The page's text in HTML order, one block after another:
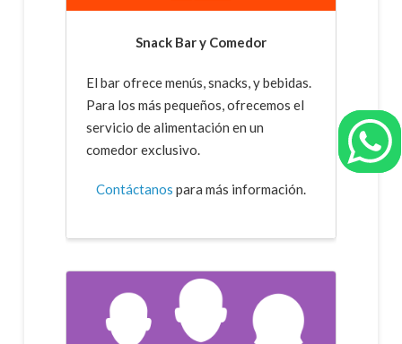
Snack Bar y Comedor
El bar ofrece menús, snacks, y bebidas.
Para los más pequeños, ofrecemos el
servicio de alimentación en un
comedor exclusivo.
Contáctanos para más información.